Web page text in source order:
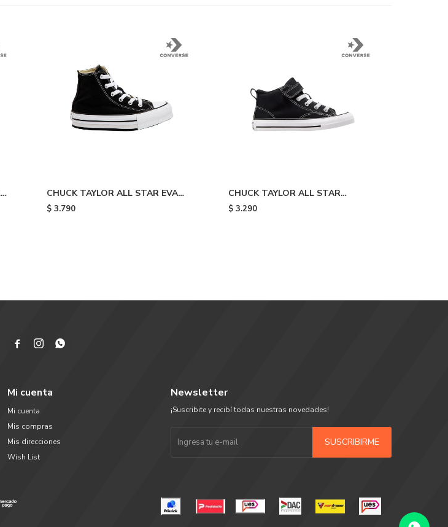
CHUCK TAYLOR ALL STAR EVA
LIFT PLATFORM - Black & White
$ 3.790
CHUCK TAYLOR ALL STAR
MALDEN STREET - Black & White
$ 3.290
Mi cuenta
Mi cuenta
Mis compras
Mis direcciones
Wish List
  
Newsletter
¡Suscribite y recibí todas nuestras novedades!
SUSCRIBIRME